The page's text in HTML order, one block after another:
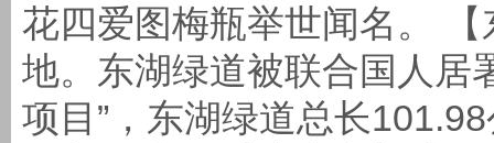
花四爱图梅瓶举世闻名。
地。东湖绿道被联合国人居
项目”，东湖绿道总长